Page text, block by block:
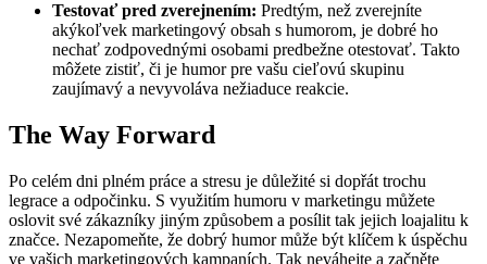
Testovať pred zverejnením: Predtým, než zverejníte
akýkoľvek marketingový obsah s humorom, je dobré ho
nechať zodpovednými osobami predbežne otestovať. Takto
môžete zistiť, či je humor pre vašu cieľovú skupinu
zaujímavý a nevyvoláva nežiaduce reakcie.
The Way Forward
Po celém dni plném práce a stresu je důležité si dopřát trochu
legrace a odpočinku. S využitím humoru v marketingu můžete
oslovit své zákazníky jiným způsobem a posílit tak jejich loajalitu k
značce. Nezapomeňte, že dobrý humor může být klíčem k úspěchu
ve vašich marketingových kampaních. Tak neváhejte a začněte